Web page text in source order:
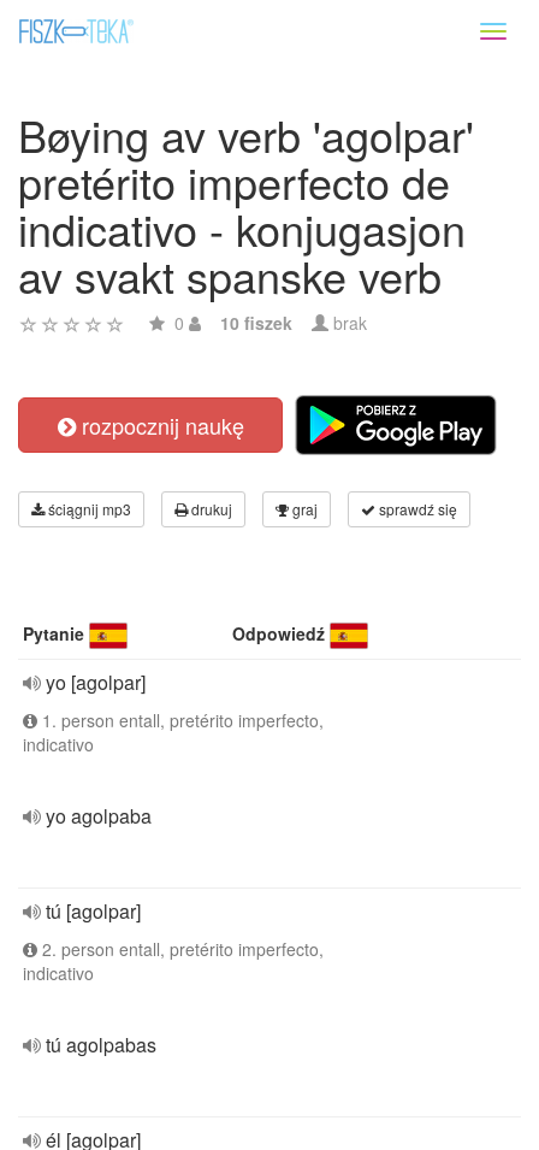
Bøying av verb 'agolpar'
pretérito imperfecto de
indicativo - konjugasjon
av svakt spanske verb
0 10 fiszek brak
rozpocznij naukę
ściągnij mp3 drukuj graj sprawdź się
Pytanie Odpowiedź
yo [agolpar]
1. person entall, pretérito imperfecto,
indicativo
yo agolpaba
tú [agolpar]
2. person entall, pretérito imperfecto,
indicativo
tú agolpabas
él [agolpar]